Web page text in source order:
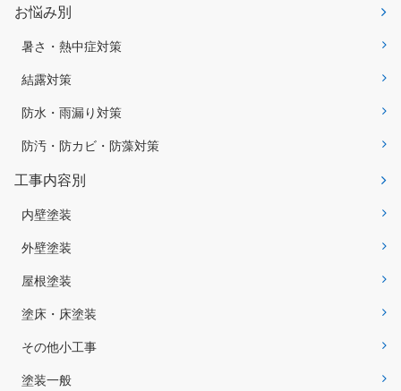
お悩み別
暑さ・熱中症対策
結露対策
防水・雨漏り対策
防汚・防カビ・防藻対策
工事内容別
内壁塗装
外壁塗装
屋根塗装
塗床・床塗装
その他小工事
塗装一般